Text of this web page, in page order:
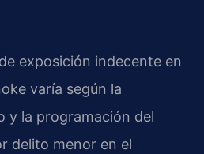
exposición indecente en
varía según la
y la programación del
delito menor en el